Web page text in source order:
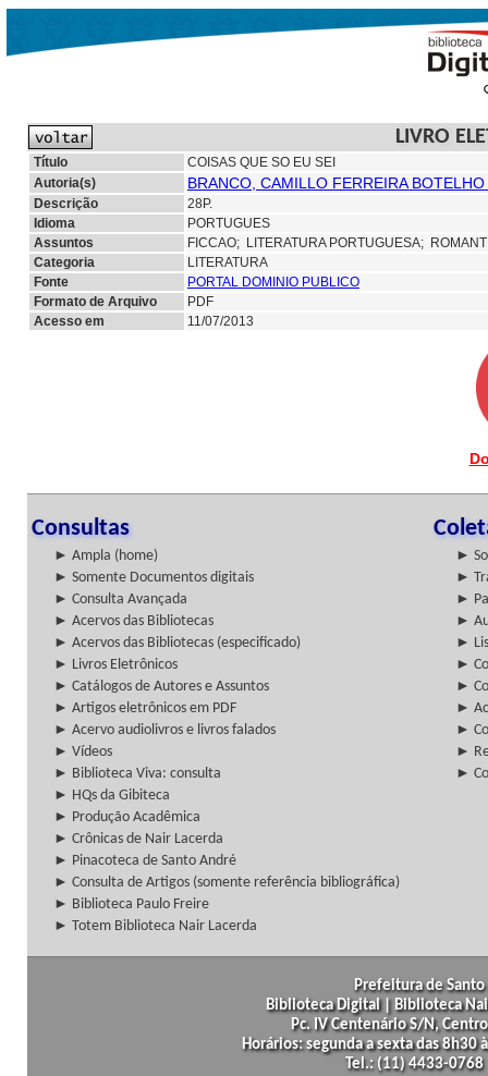
LIVRO
Título
COISAS QUE SO EU SEI
Autoria(s)
BRANCO, CAMILLO FERREIRA
Descrição
28P.
Idioma
PORTUGUES
Assuntos
FICCAO; LITERATURA PORTUGUESA;
Categoria
LITERATURA
Fonte
PORTAL DOMINIO PUBLICO
Formato de Arquivo
PDF
Acesso em
11/07/2013
Consultas
► Ampla (home)
►
► Somente Documentos digitais
►
► Consulta Avançada
►
► Acervos das Bibliotecas
►
► Acervos das Bibliotecas (especificado)
►
► Livros Eletrônicos
►
► Catálogos de Autores e Assuntos
►
► Artigos eletrônicos em PDF
►
► Acervo audiolivros e livros falados
►
► Vídeos
►
► Biblioteca Viva: consulta
►
► HQs da Gibiteca
► Produção Acadêmica
► Crônicas de Nair Lacerda
► Pinacoteca de Santo André
► Consulta de Artigos (somente referência bibliográfica)
► Biblioteca Paulo Freire
► Totem Biblioteca Nair Lacerda
Prefeitura de
Biblioteca Digital | Biblioteca
Pc. IV Centenário S/N,
Horários: segunda a sexta das
Tel.: (11) 4433-